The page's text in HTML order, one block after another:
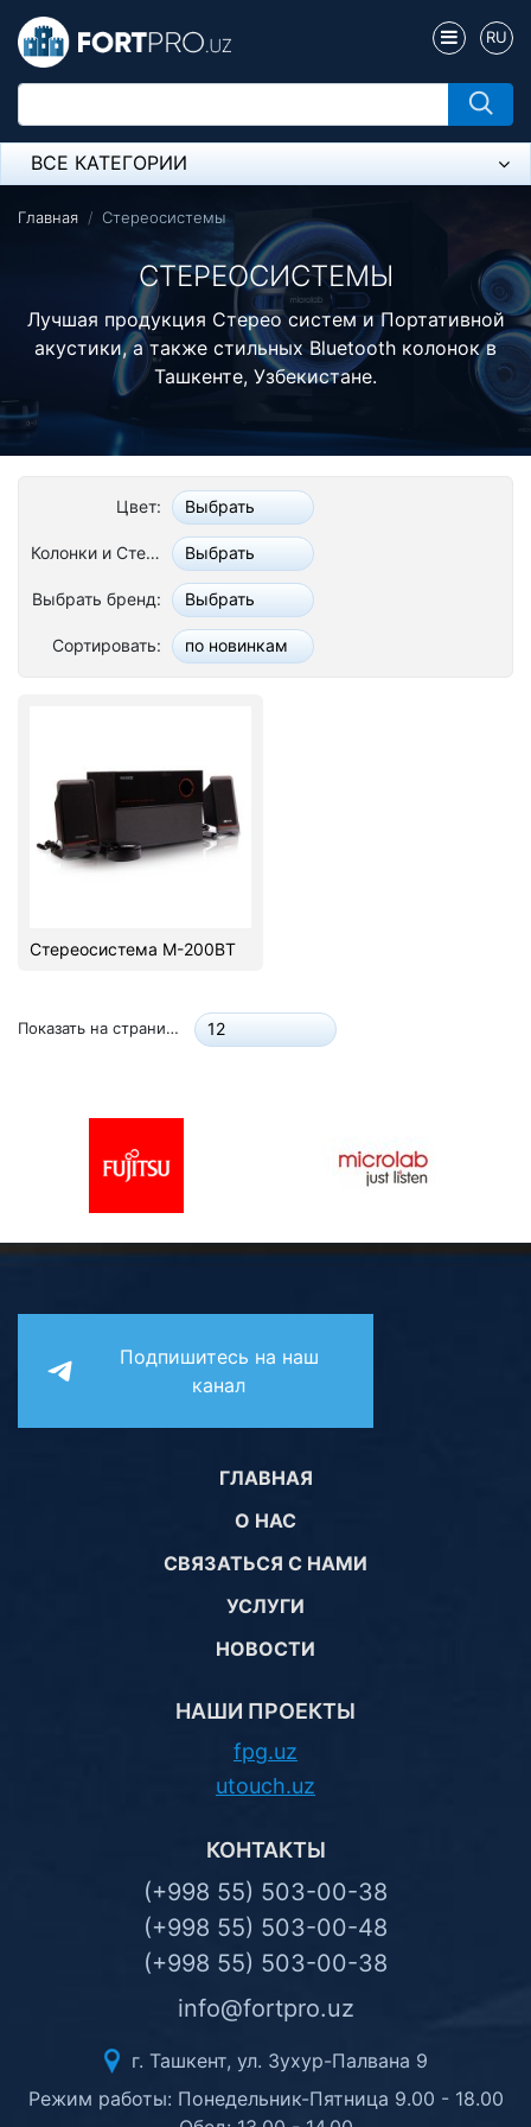
RU
ВСЕ КАТЕГОРИИ
Микрофон
Напольные розетки
Оборудование Mikrotik
Пылесос
Спикерфон
Модемы ADSL, Wan/Lan Роутеры, Wi-Fi
IP Телефония
Стереосистемы
Серверное оборудование
UPS Источники бесперебойного питания
Сетевое оборудование
Системы охлаждения
Digital Signage
Главная Стереосистемы
СТЕРЕОСИСТЕМЫ
Лучшая продукция Стерео систем и Портативной
акустики, а также стильных Bluetooth колонок в
Ташкенте, Узбекистане.
Цвет: Выбрать
Колонки и Стереосистемы: Выбрать
Выбрать бренд: Выбрать
Сортировать: по новинкам
Стереосистема M-200BT
Показать на странице: 12
Подпишитесь на наш
канал
ГЛАВНАЯ
О НАС
СВЯЗАТЬСЯ С НАМИ
УСЛУГИ
НОВОСТИ
НАШИ ПРОЕКТЫ
fpg.uz
utouch.uz
КОНТАКТЫ
(+998 55) 503-00-38
(+998 55) 503-00-48
(+998 55) 503-00-38
info@fortpro.uz
г. Ташкент, ул. Зухур-Палвана 9
Режим работы: Понедельник-Пятница 9.00 - 18.00